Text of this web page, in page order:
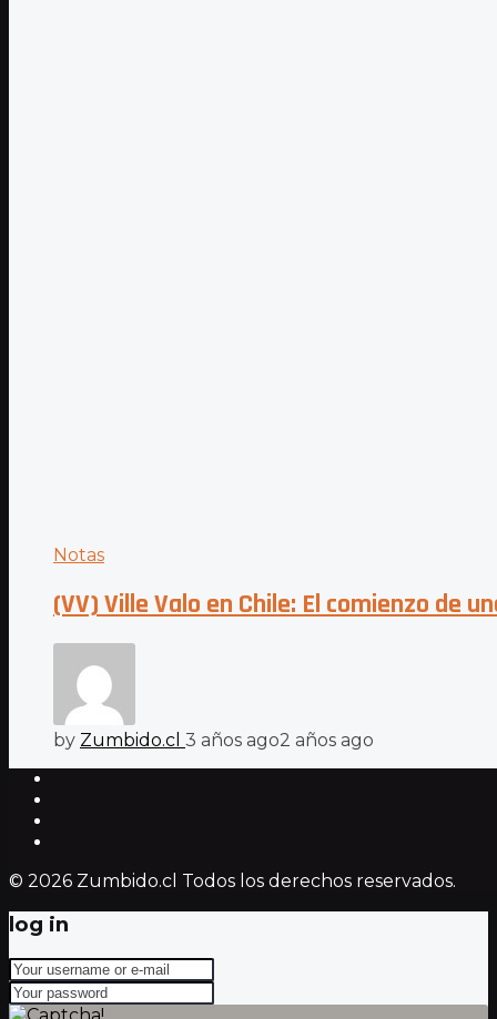
Notas
(VV) Ville Valo en Chile: El comienzo de
by Zumbido.cl 3 años ago2 años ago
© 2026 Zumbido.cl Todos los derechos reservados.
log in